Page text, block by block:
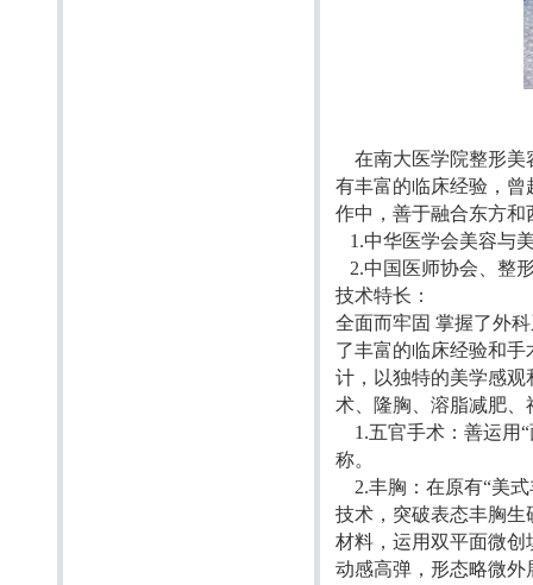
在南大医学院整形美
有丰富的临床经验，
作中，善于融合东方
1.中华医学会美容与
2.中国医师协会、整
技术特长：
全面而牢固 掌握了外
了丰富的临床经验和手
计，以独特的美学感
术、隆胸、溶脂减肥
1.五官手术：善运用“
称。
2.丰胸：在原有“美式
技术，突破表态丰胸
材料，运用双平面微
动感高弹，形态略微